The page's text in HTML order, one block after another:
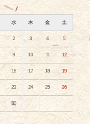
水 木 金 土
2 3 4 5
9 10 11 12
16 17 18 19
23 24 25 26
30